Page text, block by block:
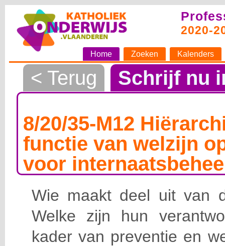
2020-
Home Zoeken Kalenders
< Terug Schrijf nu
8/20/35-M12
functie van welzijn
voor
Wie maakt deel uit van
Welke zijn hun
kader van preventie en